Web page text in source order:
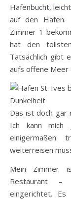
Hafenbucht,
auf den Hafen.
Zimmer 1
hat den
Tatsächlich gibt
aufs offene Meer
Das ist doch gar
Ich kann mich
einigermaßen
weiterreisen
Mein Zimmer
Restaurant –
eingerichtet.